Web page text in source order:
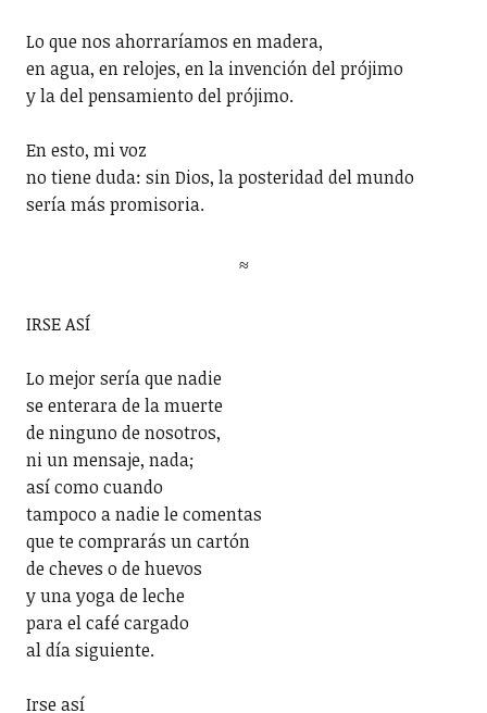
Lo que nos ahorraríamos en madera,
en agua, en relojes, en la invención del prójimo
y la del pensamiento del prójimo.
En esto, mi voz
no tiene duda: sin Dios, la posteridad del mundo
sería más promisoria.
≈
IRSE ASÍ
Lo mejor sería que nadie
se enterara de la muerte
de ninguno de nosotros,
ni un mensaje, nada;
así como cuando
tampoco a nadie le comentas
que te comprarás un cartón
de cheves o de huevos
y una yoga de leche
para el café cargado
al día siguiente.
Irse así